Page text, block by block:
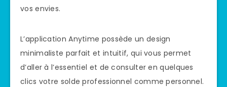
vos envies.
L’application Anytime possède un design
minimaliste parfait et intuitif, qui vous permet
d’aller à l’essentiel et de consulter en quelques
clics votre solde professionnel comme personnel.